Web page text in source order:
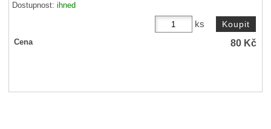
Dostupnost:ihned
ks
Cena 80 Kč